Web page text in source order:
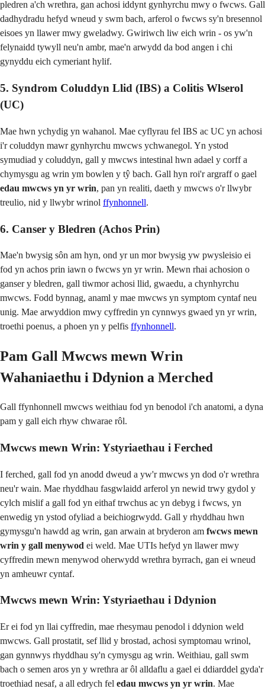
pledren a'ch wrethra, gan achosi iddynt gynhyrchu mwy o fwcws. Gall
dadhydradu hefyd wneud y swm bach, arferol o fwcws sy'n bresennol
eisoes yn llawer mwy gweladwy. Gwiriwch liw eich wrin - os yw'n
felynaidd tywyll neu'n ambr, mae'n arwydd da bod angen i chi
gynyddu eich cymeriant hylif.
5. Syndrom Coluddyn Llid (IBS) a Colitis Wlserol
(UC)
Mae hwn ychydig yn wahanol. Mae cyflyrau fel IBS ac UC yn achosi
i'r coluddyn mawr gynhyrchu mwcws ychwanegol. Yn ystod
symudiad y coluddyn, gall y mwcws intestinal hwn adael y corff a
chymysgu ag wrin ym bowlen y tŷ bach. Gall hyn roi'r argraff o gael
edau mwcws yn yr wrin, pan yn realiti, daeth y mwcws o'r llwybr
treulio, nid y llwybr wrinol ffynhonnell.
6. Canser y Bledren (Achos Prin)
Mae'n bwysig sôn am hyn, ond yr un mor bwysig yw pwysleisio ei
fod yn achos prin iawn o fwcws yn yr wrin. Mewn rhai achosion o
ganser y bledren, gall tiwmor achosi llid, gwaedu, a chynhyrchu
mwcws. Fodd bynnag, anaml y mae mwcws yn symptom cyntaf neu
unig. Mae arwyddion mwy cyffredin yn cynnwys gwaed yn yr wrin,
troethi poenus, a phoen yn y pelfis ffynhonnell.
Pam Gall Mwcws mewn Wrin
Wahaniaethu i Ddynion a Merched
Gall ffynhonnell mwcws weithiau fod yn benodol i'ch anatomi, a dyna
pam y gall eich rhyw chwarae rôl.
Mwcws mewn Wrin: Ystyriaethau i Ferched
I ferched, gall fod yn anodd dweud a yw'r mwcws yn dod o'r wrethra
neu'r wain. Mae rhyddhau fasgwlaidd arferol yn newid trwy gydol y
cylch mislif a gall fod yn eithaf trwchus ac yn debyg i fwcws, yn
enwedig yn ystod ofyliad a beichiogrwydd. Gall y rhyddhau hwn
gymysgu'n hawdd ag wrin, gan arwain at bryderon am fwcws mewn
wrin y gall menywod ei weld. Mae UTIs hefyd yn llawer mwy
cyffredin mewn menywod oherwydd wrethra byrrach, gan ei wneud
yn amheuwr cyntaf.
Mwcws mewn Wrin: Ystyriaethau i Ddynion
Er ei fod yn llai cyffredin, mae rhesymau penodol i ddynion weld
mwcws. Gall prostatit, sef llid y brostad, achosi symptomau wrinol,
gan gynnwys rhyddhau sy'n cymysgu ag wrin. Weithiau, gall swm
bach o semen aros yn y wrethra ar ôl alldaflu a gael ei ddiarddel gyda'r
troethiad nesaf, a all edrych fel edau mwcws yn yr wrin. Mae